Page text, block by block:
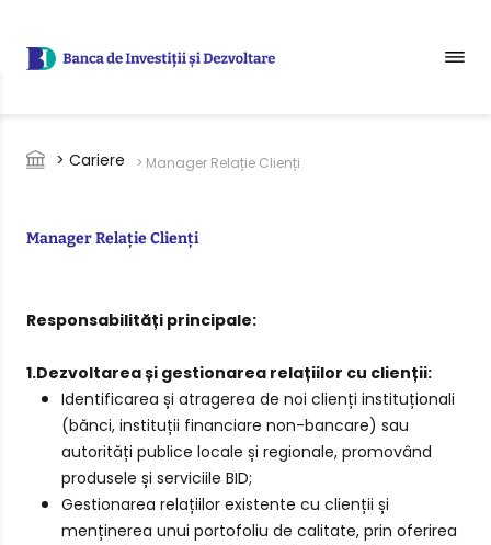
Breadcrumb
> Cariere > Manager Relație Clienți
Manager Relație Clienți
Responsabilități principale:
1.Dezvoltarea și gestionarea relațiilor cu clienții:
Identificarea și atragerea de noi clienți instituționali
(bănci, instituții financiare non-bancare) sau
autorități publice locale și regionale, promovând
produsele și serviciile BID;
Gestionarea relațiilor existente cu clienții și
menținerea unui portofoliu de calitate, prin oferirea